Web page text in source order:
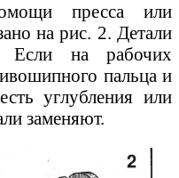
пресса или
на рис. 2. Детали
Если на рабочих
пальца и
углубления или
заменяют.